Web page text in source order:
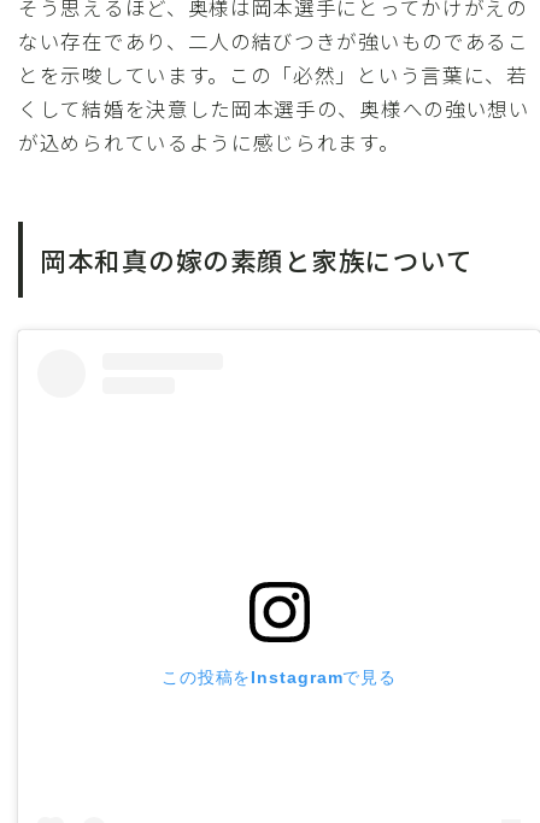
そう思えるほど、奥様は岡本選手にとってかけがえの
ない存在であり、二人の結びつきが強いものであるこ
とを示唆しています。この「必然」という言葉に、若
くして結婚を決意した岡本選手の、奥様への強い想い
が込められているように感じられます。
岡本和真の嫁の素顔と家族について
この投稿をInstagramで見る